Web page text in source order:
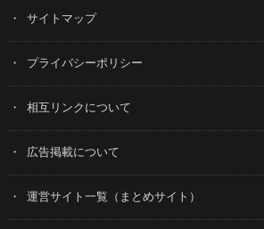
サイトマップ
プライバシーポリシー
相互リンクについて
広告掲載について
運営サイト一覧（まとめサイト）